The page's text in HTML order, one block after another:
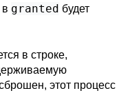
granted будет
в строке,
этот процесс